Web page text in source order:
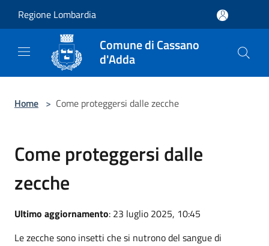
Regione Lombardia
Comune di Cassano
d'Adda
Home > Come proteggersi dalle zecche
Come proteggersi dalle
zecche
Ultimo aggiornamento: 23 luglio 2025, 10:45
Le zecche sono insetti che si nutrono del sangue di